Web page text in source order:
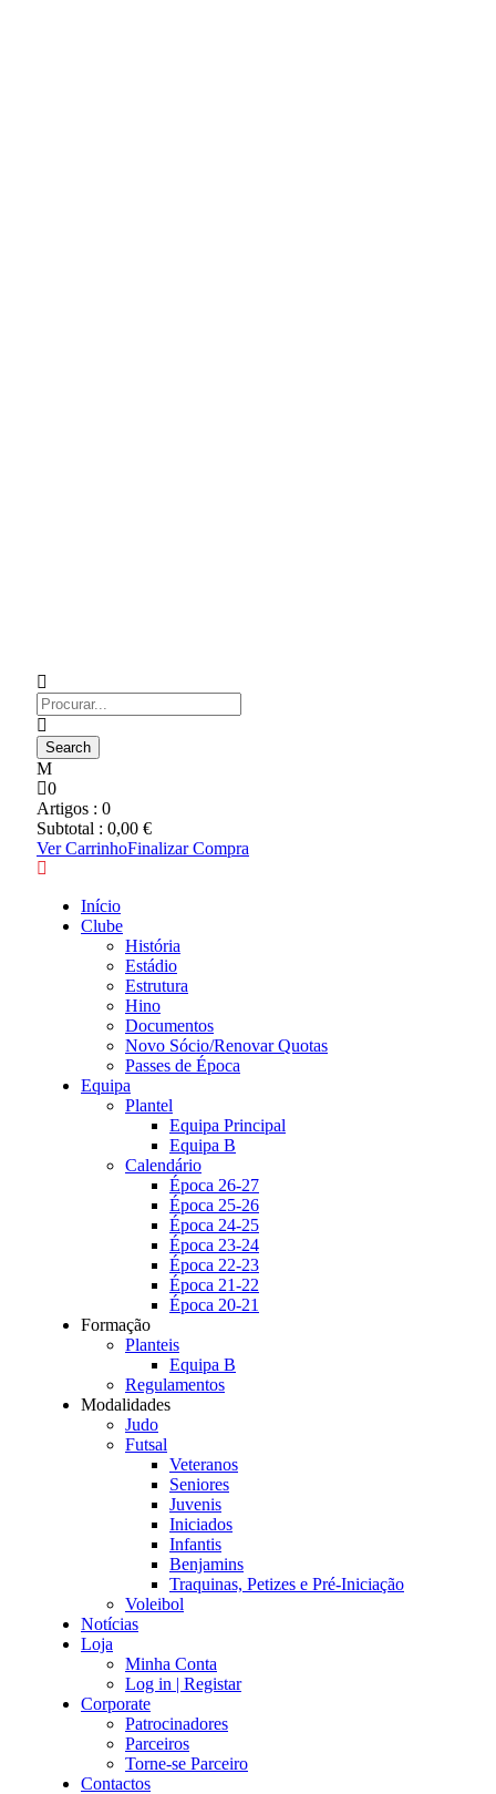
0
Artigos : 0
Subtotal : 0,00 €
Ver CarrinhoFinalizar Compra
Início
Clube
História
Estádio
Estrutura
Hino
Documentos
Novo Sócio/Renovar Quotas
Passes de Época
Equipa
Plantel
Equipa Principal
Equipa B
Calendário
Época 26-27
Época 25-26
Época 24-25
Época 23-24
Época 22-23
Época 21-22
Época 20-21
Formação
Planteis
Equipa B
Regulamentos
Modalidades
Judo
Futsal
Veteranos
Seniores
Juvenis
Iniciados
Infantis
Benjamins
Traquinas, Petizes e Pré-Iniciação
Voleibol
Notícias
Loja
Minha Conta
Log in | Registar
Corporate
Patrocinadores
Parceiros
Torne-se Parceiro
Contactos